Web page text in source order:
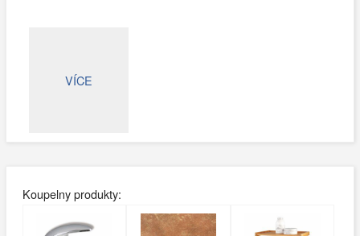
VÍCE
Koupelny produkty: